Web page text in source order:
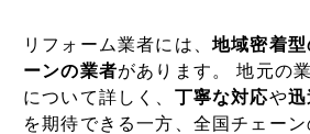
リフォーム業者には、 地域密着型
ーンの業者があります。 地元の
について詳しく、 丁寧な対応や迅
を期待できる一方、全国チェーン